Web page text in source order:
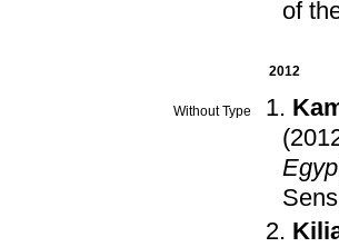
of
2012
Without Type